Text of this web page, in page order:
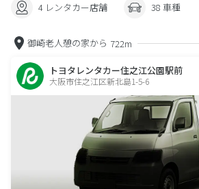
4 レンタカー店舗 38 車種
御崎老人憩の家から 722m
トヨタレンタカー住之江公園駅前
大阪市住之江区新北島1-5-6